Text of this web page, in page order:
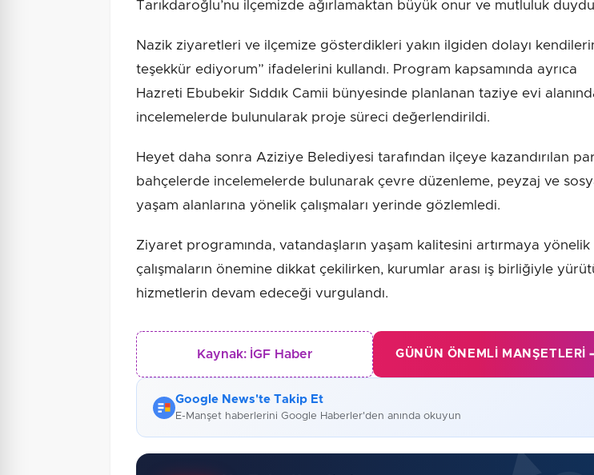
Tarıkdaroğlu’nu ilçemizde ağırlamaktan büyük onur ve mutluluk
Nazik ziyaretleri ve ilçemize gösterdikleri yakın ilgiden dolayı
teşekkür ediyorum” ifadelerini kullandı. Program kapsamında ayrıca
Hazreti Ebubekir Sıddık Camii bünyesinde planlanan taziye evi
incelemelerde bulunularak proje süreci değerlendirildi.
Heyet daha sonra Aziziye Belediyesi tarafından ilçeye kazandırılan
bahçelerde incelemelerde bulunarak çevre düzenleme, peyzaj ve
yaşam alanlarına yönelik çalışmaları yerinde gözlemledi.
Ziyaret programında, vatandaşların yaşam kalitesini artırmaya yönelik
çalışmaların önemine dikkat çekilirken, kurumlar arası iş birliğiyle
hizmetlerin devam edeceği vurgulandı.
Kaynak: İGF Haber GÜNÜN ÖNEMLI MANŞETLERI
Google News'te Takip Et
E-Manşet haberlerini Google Haberler'den anında okuyun